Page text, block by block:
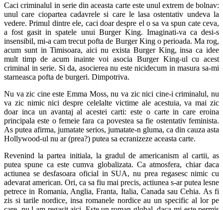
Caci criminalul in serie din aceasta carte este unul extrem de bolnav:
unul care ciopartea cadavrele si care le lasa ostentativ undeva la
vedere. Primul dintre ele, caci doar despre el o sa va spun cate ceva,
a fost gasit in spatele unui Burger King. Imaginati-va ca desi-s
insensibil, mi-a cam trecut pofta de Burger King o perioada. Ma rog,
acum sunt in Timisoara, aici nu exista Burger King, insa ca idee
mult timp de acum inainte voi asocia Burger King-ul cu acest
criminal in serie. Si da, asocierea nu este nicidecum in masura sa-mi
starneasca pofta de burgeri. Dimpotriva.
Nu va zic cine este Emma Moss, nu va zic nici cine-i criminalul, nu
va zic nimic nici despre celelalte victime ale acestuia, va mai zic
doar inca un avantaj al acestei carti: este o carte in care eroina
principala este o femeie fara ca povestea sa fie ostentativ feminista.
As putea afirma, jumatate serios, jumatate-n gluma, ca din cauza asta
Hollywood-ul nu ar (prea?) putea sa ecranizeze aceasta carte.
Revenind la partea initiala, la gradul de americanism al cartii, as
putea spune ca este cumva globalizata. Ca atmosfera, chiar daca
actiunea se desfasoara oficial in SUA, nu prea regasesc nimic cu
adevarat american. Ori, ca sa fiu mai precis, actiunea s-ar putea lesne
petrece in Romania, Anglia, Franta, Italia, Canada sau Cehia. As fi
zis si tarile nordice, insa romanele nordice au un specific al lor pe